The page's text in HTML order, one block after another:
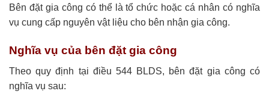
Bên đặt gia công có thể là tổ chức hoặc cá nhân có nghĩa
vụ cung cấp nguyên vật liệu cho bên nhận gia công.
Nghĩa vụ của bên đặt gia công
Theo quy định tại điều 544 BLDS, bên đặt gia công có
nghĩa vụ sau: